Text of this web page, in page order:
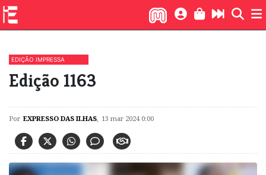
EDIÇÃO IMPRESSA
Edição 1163
Por EXPRESSO DAS ILHAS, 13 mar 2024 0:00